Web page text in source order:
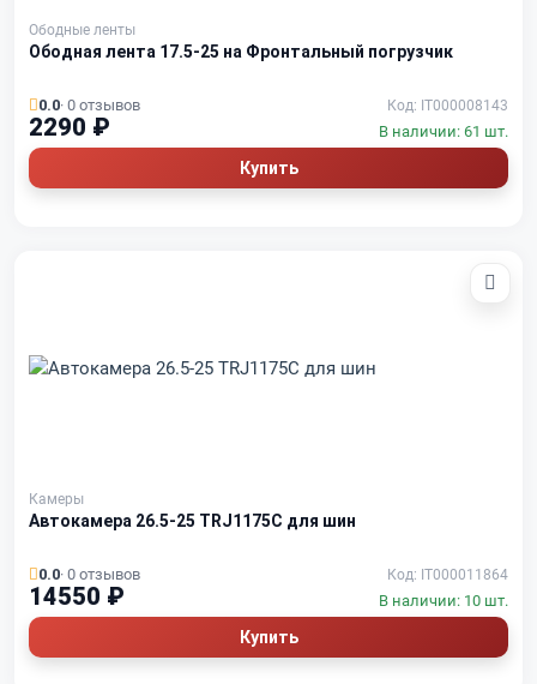
Ободные ленты
Ободная лента 17.5-25 на Фронтальный погрузчик
0.0· 0 отзывов Код: IT000008143
2290 ₽ В наличии: 61 шт.
Купить
Камеры
Автокамера 26.5-25 TRJ1175C для шин
0.0· 0 отзывов Код: IT000011864
14550 ₽ В наличии: 10 шт.
Купить